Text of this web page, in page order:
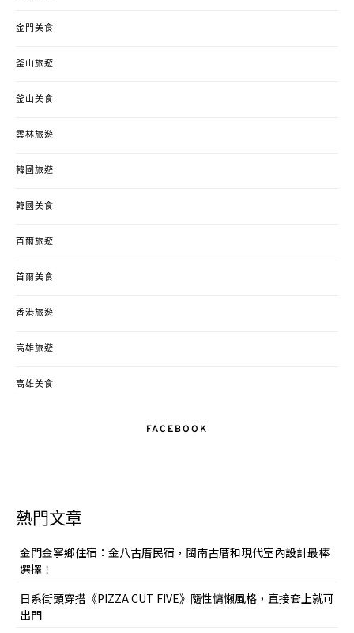
金門美食
釜山旅遊
釜山美食
雲林旅遊
韓國旅遊
韓國美食
首爾旅遊
首爾美食
香港旅遊
高雄旅遊
高雄美食
FACEBOOK
熱門文章
金門金寧鄉住宿：金八古厝民宿，閩南古厝和現代室內設計最棒
選擇！
日系街頭穿搭《PIZZA CUT FIVE》隨性慵懶風格，直接套上就可
出門